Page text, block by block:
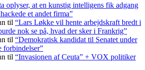
oplyser, at en kunstig intelligens fik adgang
et andet firma”
til “Lars Løkke vil hente arbejdskraft bredt i
nok se på, hvad der sker i Frankrig”
til “Demokratisk kandidat til Senatet under
forbindelser”
til “Invasionen af Ceuta” + VOX politiker